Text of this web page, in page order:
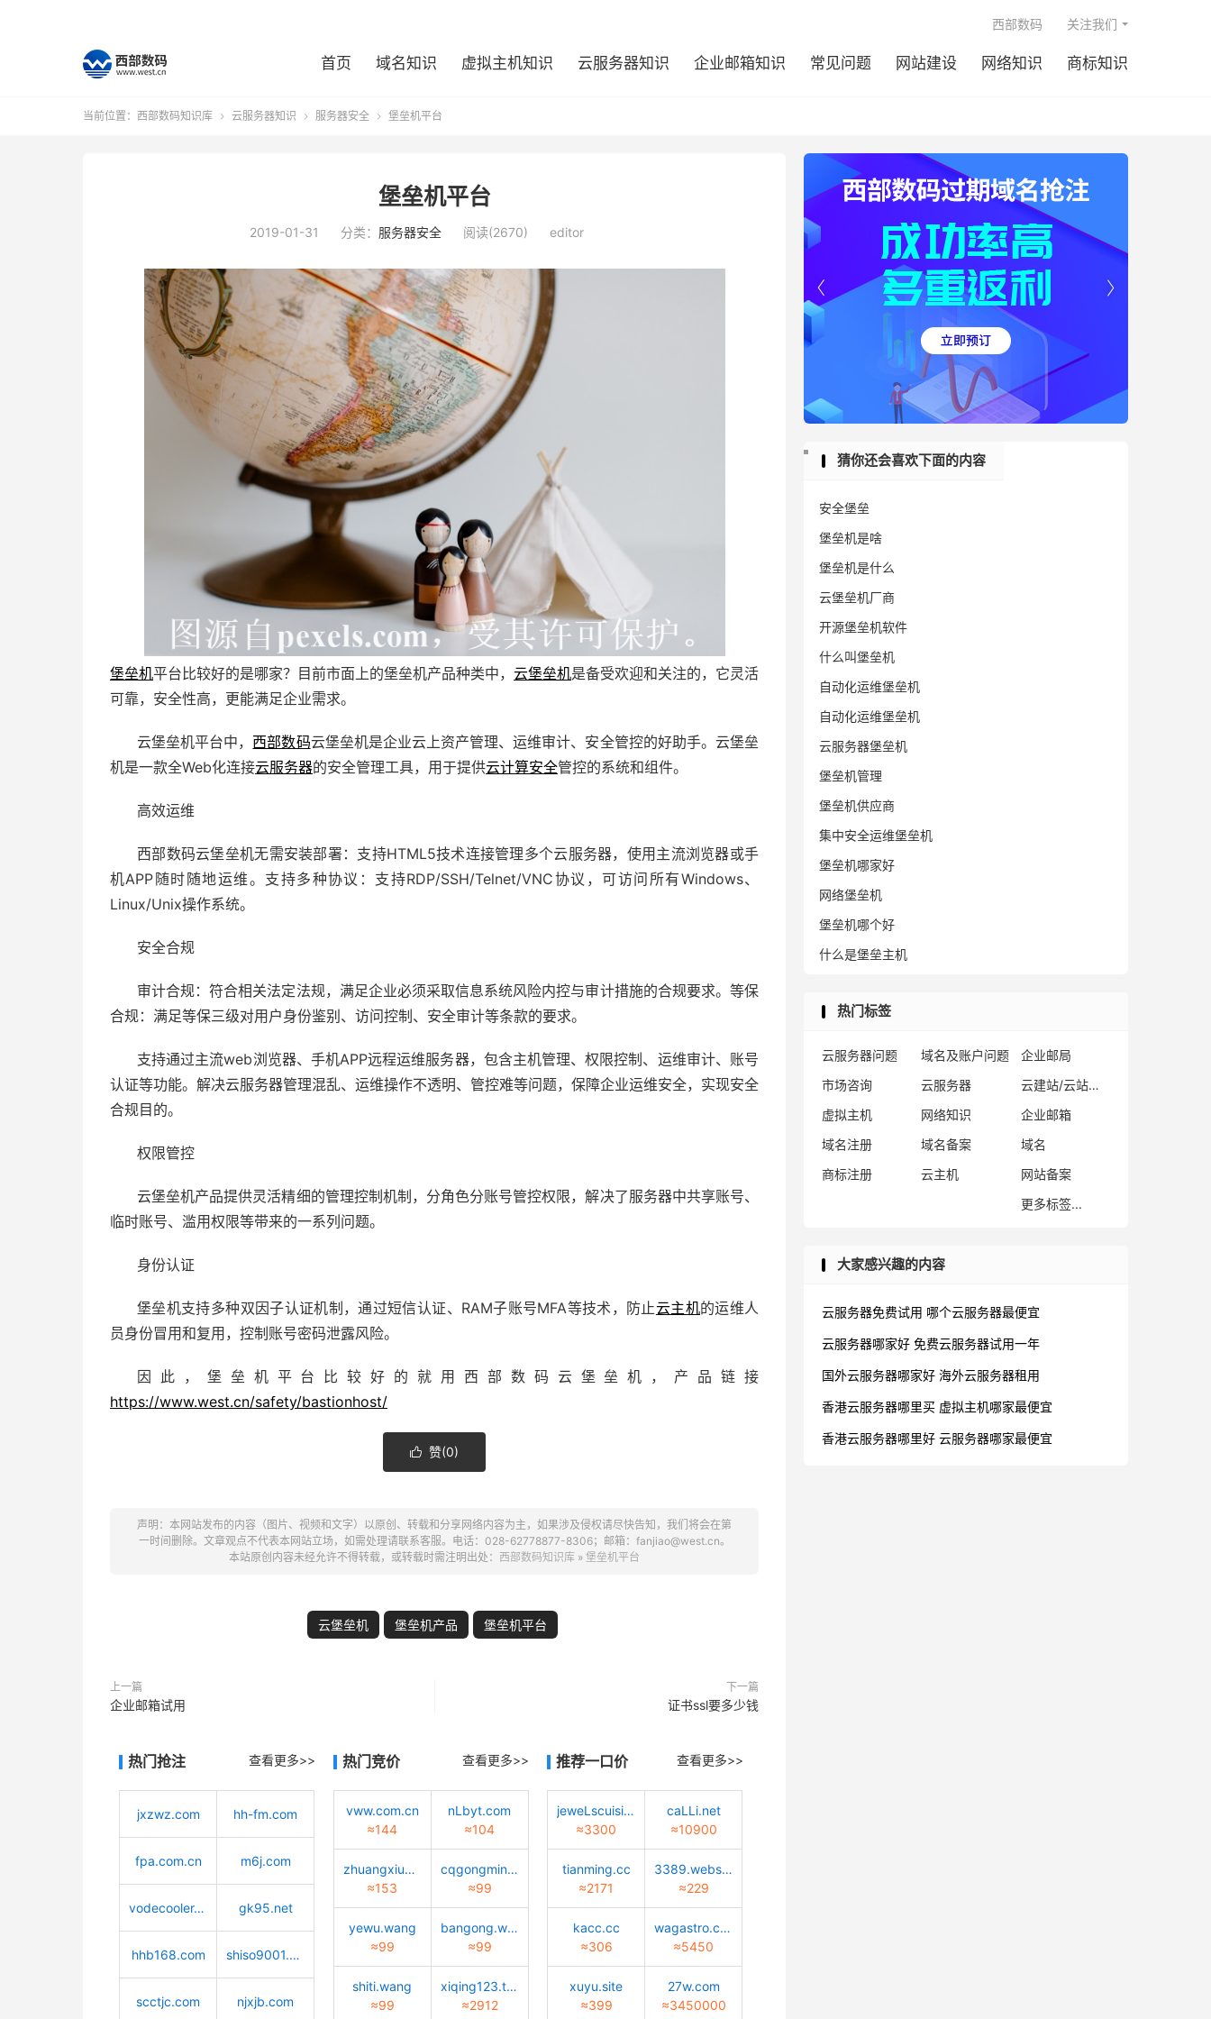
首页 域名知识 虚拟主机知识 云服务器知识 企业邮箱知识 常见问题 网站建设 网络知识 商标知识
西部数码 关注我们
当前位置： 西部数码知识库  云服务器知识  服务器安全  堡垒机平台
堡垒机平台
2019-01-31 分类： 服务器安全 阅读(2670) editor
堡垒机平台比较好的是哪家？目前市面上的堡垒机产品种类中， 云堡垒机是备受欢迎和关注的，它灵活
可靠，安全性高，更能满足企业需求。
云堡垒机平台中， 西部数码云堡垒机是企业云上资产管理、运维审计、安全管控的好助手。云堡垒
机是一款全Web化连接云服务器的安全管理工具，用于提供云计算安全管控的系统和组件。
高效运维
西部数码云堡垒机无需安装部署：支持HTML5技术连接管理多个云服务器，使用主流浏览器或手
机APP随时随地运维。支持多种协议：支持RDP/SSH/Telnet/VNC协议，可访问所有Windows、
Linux/Unix操作系统。
安全合规
审计合规：符合相关法定法规，满足企业必须采取信息系统风险内控与审计措施的合规要求。等保
合规：满足等保三级对用户身份鉴别、访问控制、安全审计等条款的要求。
支持通过主流web浏览器、手机APP远程运维服务器，包含主机管理、权限控制、运维审计、账号
认证等功能。解决云服务器管理混乱、运维操作不透明、管控难等问题，保障企业运维安全，实现安全
合规目的。
权限管控
云堡垒机产品提供灵活精细的管理控制机制，分角色分账号管控权限，解决了服务器中共享账号、
临时账号、滥用权限等带来的一系列问题。
身份认证
堡垒机支持多种双因子认证机制，通过短信认证、RAM子账号MFA等技术，防止云主机的运维人
员身份冒用和复用，控制账号密码泄露风险。
因此，堡垒机平台比较好的就用西部数码云堡垒机，产品链接
https://www.west.cn/safety/bastionhost/
 赞(0)
声明：本网站发布的内容（图片、视频和文字）以原创、转载和分享网络内容为主，如果涉及侵权请尽快告知，我们将会在第
一时间删除。文章观点不代表本网站立场，如需处理请联系客服。电话：028-62778877-8306；邮箱：fanjiao@west.cn。
本站原创内容未经允许不得转载，或转载时需注明出处： 西部数码知识库 » 堡垒机平台
云堡垒机 堡垒机产品 堡垒机平台
上一篇
企业邮箱试用
下一篇
证书ssl要多少钱
热门抢注 查看更多>>
jxzwz.com hh-fm.com
fpa.com.cn m6j.com
vodecooler.cn gk95.net
hhb168.com shiso9001.com
scctjc.com njxjb.com
热门竞价 查看更多>>
vww.com.cn
≈144
nLbyt.com
≈104
zhuangxiu9.com
≈153
cqgongmin.com
≈99
yewu.wang
≈99
bangong.wang
≈99
shiti.wang
≈99
xiqing123.top
≈2912
推荐一口价 查看更多>>
jeweLscuisine.com
≈3300
caLLi.net
≈10900
tianming.cc
≈2171
3389.website
≈229
kacc.cc
≈306
wagastro.com
≈5450
xuyu.site
≈399
27w.com
≈3450000


猜你还会喜欢下面的内容
安全堡垒
堡垒机是啥
堡垒机是什么
云堡垒机厂商
开源堡垒机软件
什么叫堡垒机
自动化运维堡垒机
自动化运维堡垒机
云服务器堡垒机
堡垒机管理
堡垒机供应商
集中安全运维堡垒机
堡垒机哪家好
网络堡垒机
堡垒机哪个好
什么是堡垒主机
热门标签
云服务器问题 域名及账户问题
企业邮局
市场咨询
云服务器
云建站/云站群/小程序
虚拟主机
网络知识
企业邮箱
域名注册
域名备案
域名
商标注册
云主机
网站备案
更多标签...
大家感兴趣的内容
云服务器免费试用 哪个云服务器最便宜
云服务器哪家好 免费云服务器试用一年
国外云服务器哪家好 海外云服务器租用
香港云服务器哪里买 虚拟主机哪家最便宜
香港云服务器哪里好 云服务器哪家最便宜